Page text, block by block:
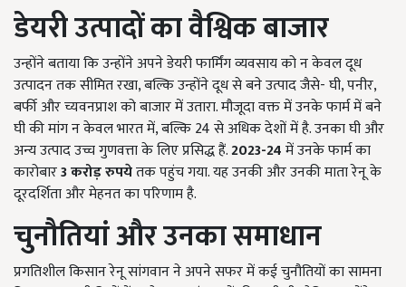
डेयरी उत्पादों का वैश्विक बाजार
उन्होंने बताया कि उन्होंने अपने डेयरी फार्मिंग व्यवसाय को न केवल दूध
उत्पादन तक सीमित रखा, बल्कि उन्होंने दूध से बने उत्पाद जैसे- घी, पनीर,
बर्फी और च्यवनप्राश को बाजार में उतारा. मौजूदा वक्त में उनके फार्म में बने
घी की मांग न केवल भारत में, बल्कि 24 से अधिक देशों में है. उनका घी और
अन्य उत्पाद उच्च गुणवत्ता के लिए प्रसिद्ध हैं.2023-24में उनके फार्म का
कारोबार3करोड़ रुपयेतक पहुंच गया. यह उनकी और उनकी माता रेनू के
दूरदर्शिता और मेहनत का परिणाम है.
चुनौतियां और उनका समाधान
प्रगतिशील किसान रेनू सांगवान ने अपने सफर में कई चुनौतियों का सामना